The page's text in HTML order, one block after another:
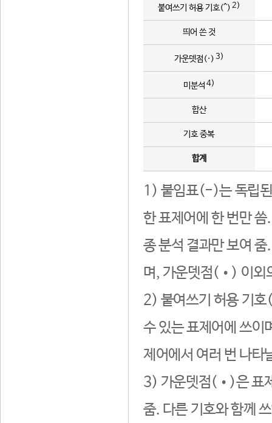
붙여쓰기 허용 기호(^) 2)
띄어 쓴 것
가운뎃점(·) 3)
미분석 4)
합산
기호 중복
합계
1) 붙임표(-)는 독립된
한 표제어에 한 번만
종 분석 결과만 보여
며, 가운뎃점(•) 이외
2) 붙여쓰기 허용 기호
수 있는 표제어에 쓰이
제어에서 여러 번 나타
3) 가운뎃점(•)은 표
줌. 다른 기호와 함께